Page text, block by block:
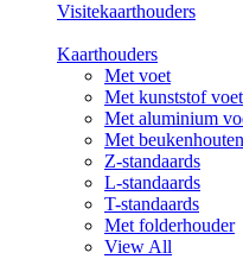
Visitekaarthouders
Kaarthouders
Met voet
Met kunststof voet
Met aluminium
Met
Z-standaards
L-standaards
T-standaards
Met folderhouder
View All